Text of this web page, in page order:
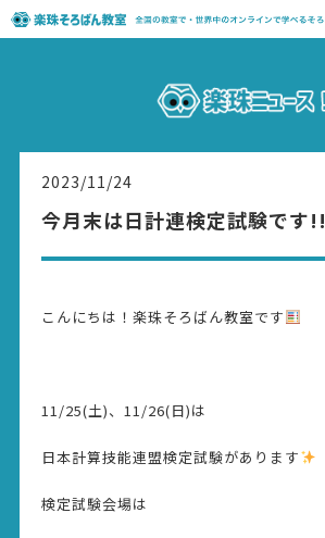
2023/11/24
今月末は日計連検定試験です!!
こんにちは！楽珠そろばん教室です
11/25(土)、11/26(日)は
日本計算技能連盟検定試験があります
検定試験会場は